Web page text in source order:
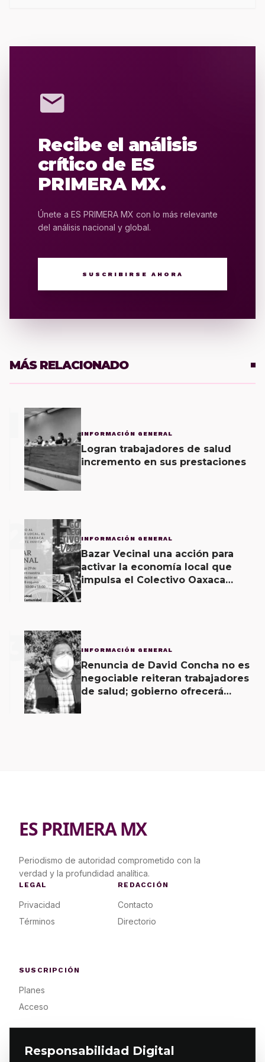
Responsabilidad Digital
mail
Recibe el análisis
crítico de ES
PRIMERA MX.
Únete a ES PRIMERA MX con lo más relevante
del análisis nacional y global.
SUSCRIBIRSE AHORA
MÁS RELACIONADO
INFORMACIÓN GENERAL
Logran trabajadores de salud
incremento en sus prestaciones
2 INFORMACIÓN GENERAL
Bazar Vecinal una acción para
activar la economía local que
impulsa el Colectivo Oaxaca
3 INFORMACIÓN GENERAL
Renuncia de David Concha no es
negociable reiteran trabajadores
de salud; gobierno ofrecerá
ES PRIMERA MX
Periodismo de autoridad comprometido con la
verdad y la profundidad analítica.
LEGAL
Privacidad
Términos
REDACCIÓN
Contacto
Directorio
SUSCRIPCIÓN
Planes
Acceso